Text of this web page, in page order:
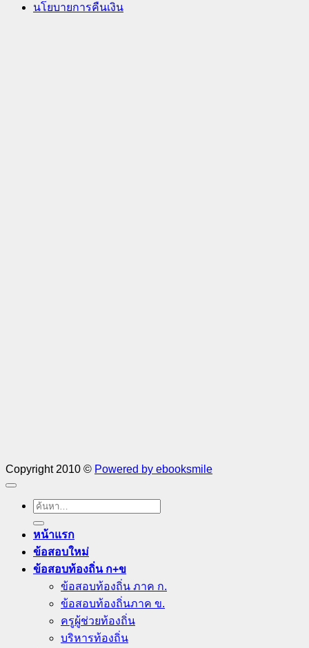
นโยบายการคืนเงิน
Copyright 2010 © Powered by ebooksmile
ค้นหา:
หน้าแรก
ข้อสอบใหม่
ข้อสอบท้องถิ่น ก+ข
ข้อสอบท้องถิ่น ภาค ก.
ข้อสอบท้องถิ่นภาค ข.
ครูผู้ช่วยท้องถิ่น
บริหารท้องถิ่น